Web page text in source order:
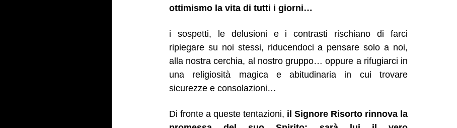
ottimismo la vita di tutti i giorni…
i sospetti, le delusioni e i contrasti rischiano di farci
ripiegare su noi stessi, riducendoci a pensare solo a noi,
alla nostra cerchia, al nostro gruppo… oppure a rifugiarci in
una religiosità magica e abitudinaria in cui trovare
sicurezze e consolazioni…
Di fronte a queste tentazioni, il Signore Risorto rinnova la